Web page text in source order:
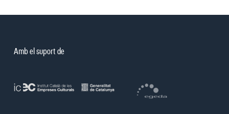
Amb el suport de